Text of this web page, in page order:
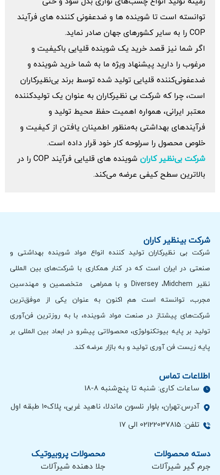
توانسته است تا شوینده ها و ضدعفونی ‌کننده های فرآیند
COP را به سایر کشورهای جهان صادر نماید.
اگر شما نیز قصد خرید یک شوینده قلیایی باکیفیت و
مرغوب را دارید پیشنهاد ویژه ما به شما خرید شوینده و
ضدعفونی‌‌کننده قلیایی تولید شده توسط برند بی‌‌نظیرکاران
است، چرا که شرکت بی نظیرکاران به عنوان یک تولیدکننده
معتبر ایرانی، همواره اهمیت حفظ محیط تولید و
فرآیندهای بهداشتی به‌‌منظور اطمینان یافتن از کیفیت و
خلوص محصول را سرلوحه کار خود قرار داده است.
شرکت بی‌‌نظیر کاران
شوینده های قلیایی فرآیند COP را در
بالاترین سطح کیفی عرضه می‌‌کند.
شرکت بینظیر کاران
شرکت بی نظیرکاران تولید کننده انواع مواد شوینده بهداشتی و
صنعتی در ایران است که در کنار همکاری با شرکت‌های بین المللی
نظیر Diversey ،Midchem و با همراهی متخصصین و مهندسین
مجرب، توانسته است هم اکنون به عنوان یکی از موفق‌ترین
شرکت‌های پیشتاز در صنعت مواد شوینده، با به روزترین فن‌آوری
تولید بر پایه بیوتکنولوژی، محصولاتی پیشرو در ابعاد بین المللی بر
پایه زیست فن آوری تولید و به بازار عرضه کند.
دسته محصولات
جرم گیر شیرآلات
محصولات پروبیوتیک
جلا دهنده شیرآلات
اطلاعات تماس
ساعات کاری: شنبه تا پنج‌شنبه 8-18
آدرس:تهران، بلوار نلسون ماندلا، ناهید غربی، پلاک۱۰ طبقه اول
تلفن: 02122037815 الی 17